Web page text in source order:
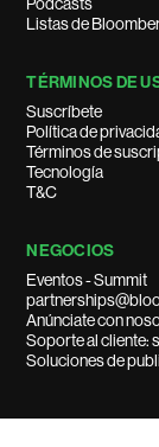
Listas de
TÉRMINOS DE
Suscríbete
Política de
Términos de
Tecnología
T&C
NEGOCIOS
Eventos - Summit
Anúnciate con
Soporte al cliente:
Soluciones de